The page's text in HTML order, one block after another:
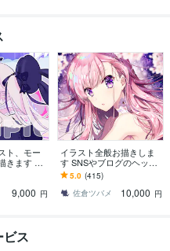
ト、モー
きます 無
⊿配信や
も
9,000 円
イラスト全般お描きしま
す SNSやブログのヘッダ
ー、動画用の1枚絵、立ち
絵等に！
5.0 (415)
佐倉ツバメ
10,000 円
ス